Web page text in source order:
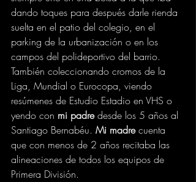
dando toques para después darle rienda
suelta en el patio del colegio, en el
parking de la urbanización o en los
campos del polideportivo del barrio.
También coleccionando cromos de la
Liga, Mundial o Eurocopa, viendo
resúmenes de Estudio Estadio en VHS o
yendo con mi padre desde los 5 años al
Santiago Bernabéu. Mi madre cuenta
que con menos de 2 años recitaba las
alineaciones de todos los equipos de
Primera División.